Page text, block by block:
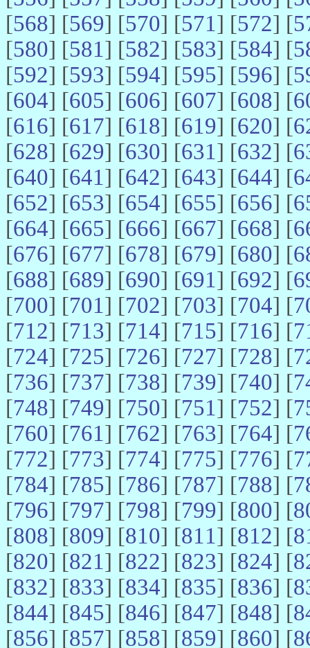
[568] [569] [570] [571] [572] [
[580] [581] [582] [583] [584] [
[592] [593] [594] [595] [596] [
[604] [605] [606] [607] [608] [
[616] [617] [618] [619] [620] [
[628] [629] [630] [631] [632] [
[640] [641] [642] [643] [644] [
[652] [653] [654] [655] [656] [
[664] [665] [666] [667] [668] [
[676] [677] [678] [679] [680] [
[688] [689] [690] [691] [692] [
[700] [701] [702] [703] [704] [
[712] [713] [714] [715] [716] [
[724] [725] [726] [727] [728] [
[736] [737] [738] [739] [740] [
[748] [749] [750] [751] [752] [
[760] [761] [762] [763] [764] [
[772] [773] [774] [775] [776] [
[784] [785] [786] [787] [788] [
[796] [797] [798] [799] [800] [
[808] [809] [810] [811] [812] [
[820] [821] [822] [823] [824] [
[832] [833] [834] [835] [836] [
[844] [845] [846] [847] [848] [
[856] [857] [858] [859] [860] [